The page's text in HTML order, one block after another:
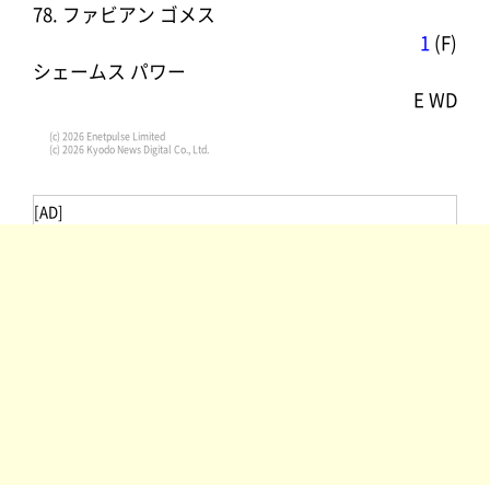
78. ファビアン ゴメス
1 (F)
シェームス パワー
E WD
(c) 2026 Enetpulse Limited
(c) 2026 Kyodo News Digital Co., Ltd.
[AD]